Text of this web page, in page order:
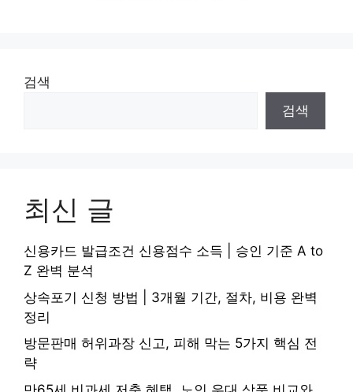
검색
검색
최신 글
신용카드 발급조건 신용점수 소득 | 승인 기준 A to
Z 완벽 분석
상속포기 신청 방법 | 3개월 기간, 절차, 비용 완벽
정리
방문판매 허위과장 신고, 피해 막는 5가지 핵심 전
략